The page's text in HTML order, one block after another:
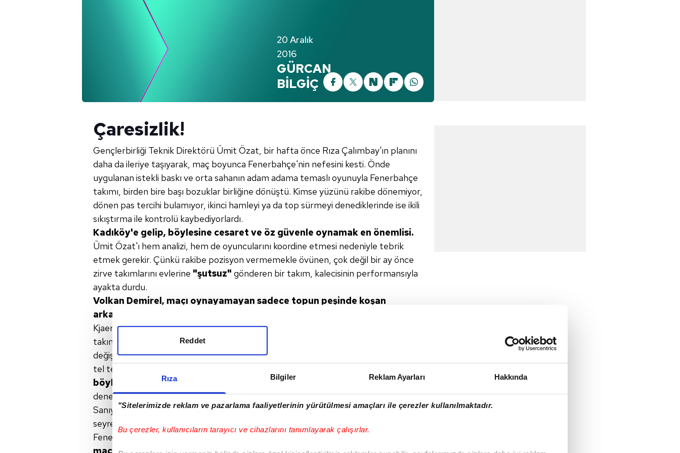
Rıza Bilgiler Reklam Ayarları Hakkında
"Sitelerimizde reklam ve pazarlama faaliyetlerinin yürütülmesi amaçları ile çerezler kullanılmaktadır.
Bu çerezler, kullanıcıların tarayıcı ve cihazlarını tanımlayarak çalışırlar.
Reddet
20 Aralık
2016
GÜRCAN
BİLGİÇ
Çaresizlik!
Gençlerbirliği Teknik Direktörü Ümit Özat, bir hafta önce Rıza Çalımbay'ın planını
daha da ileriye taşıyarak, maç boyunca Fenerbahçe'nin nefesini kesti. Önde
uygulanan istekli baskı ve orta sahanın adam adama temaslı oyunuyla Fenerbahçe
takımı, birden bire başı bozuklar birliğine dönüştü. Kimse yüzünü rakibe dönemiyor,
dönen pas tercihi bulamıyor, ikinci hamleyi ya da top sürmeyi denediklerinde ise ikili
sıkıştırma ile kontrolü kaybediyorlardı.
Kadıköy'e gelip, böylesine cesaret ve öz güvenle oynamak en önemlisi.
Ümit Özat'ı hem analizi, hem de oyuncularını koordine etmesi nedeniyle tebrik
etmek gerekir. Çünkü rakibe pozisyon vermemekle övünen, çok değil bir ay önce
zirve takımlarını evlerine "şutsuz" gönderen bir takım, kalecisinin performansıyla
ayakta durdu.
Volkan Demirel, maçı oynayamayan sadece topun peşinde koşan
arkadaşlarının
Kjaer iki kez gol çizgisi üstünde topu karşıladı. Antalyaspor maçı sonrasında
takımına demediği kalmayan Advocaat'ın, on birini sadece Van Persie tercihi ile
değiştirmesi de ilginç. Ama adam ne yapsın? Yerine koyacağı adamlar, Diyarbakır'da
tel tel döküldüler!
böylesine bir baskıyı
paslarla geçecek kalitede değil.
oynamayı
denese, öndekiler topu tutup,takımı oraya taşıyabilecek özellikte değil.
Sanıyorum; çaresizlik ne demek çok daha iyi anlamıştır kenarda takımını
seyrederken. Kötü oynarken kazanmanın dayanılmaz hafifliğini hissediyordur
Fenerbahçe tarafı...
Eğer Ocak ayında oyuncu kalitesi
yükselmezse, böyle